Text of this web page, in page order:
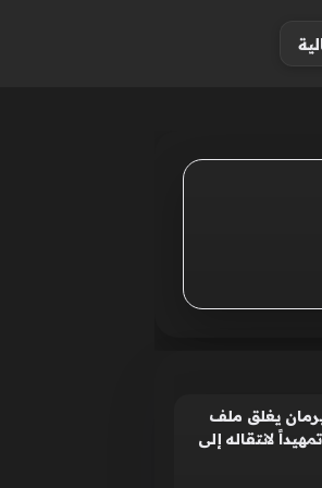
يغلق ملف
لانتقاله إلى